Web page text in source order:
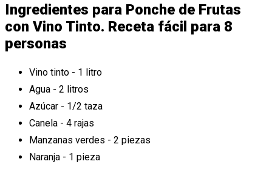
Ingredientes para Ponche de Frutas
con Vino Tinto. Receta fácil para 8
personas
Vino tinto - 1 litro
Agua - 2 litros
Azúcar - 1/2 taza
Canela - 4 rajas
Manzanas verdes - 2 piezas
Naranja - 1 pieza